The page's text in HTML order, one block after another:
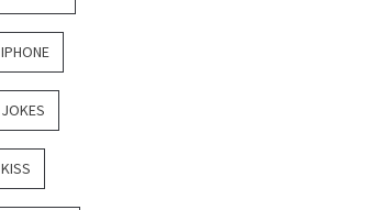
IPHONE
JOKES
KISS